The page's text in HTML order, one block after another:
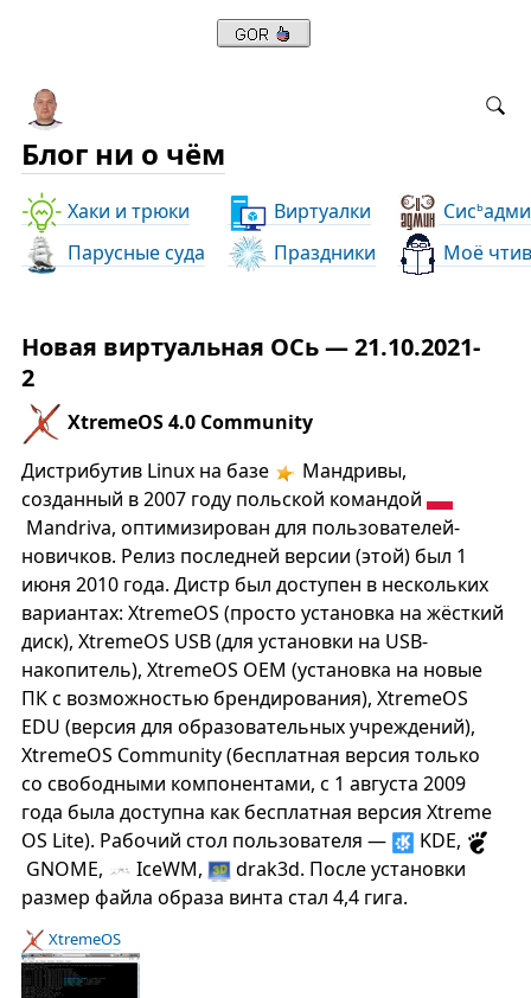
Блог ни о чём
Хаки и трюки Виртуалки Сись
Парусные суда
Праздники Моё
Новая виртуальная ОСь — 21.10.2021-
2
XtremeOS 4.0 Community
Дистрибутив Linux на базе
Мандривы,
созданный в 2007 году польской командой
Mandriva, оптимизирован для пользователей-
новичков. Релиз последней версии (этой) был 1
июня 2010 года. Дистр был доступен в нескольких
вариантах: XtremeOS (просто установка на жёсткий
диск), XtremeOS USB (для установки на USB-
накопитель), XtremeOS OEM (установка на новые
ПК с возможностью брендирования), XtremeOS
EDU (версия для образовательных учреждений),
XtremeOS Community (бесплатная версия только
со свободными компонентами, с 1 августа 2009
года была доступна как бесплатная версия Xtreme
OS Lite). Рабочий стол пользователя —
KDE,
GNOME,
IceWM,
drak3d. После установки
размер файла образа винта стал 4,4 гига.
XtremeOS